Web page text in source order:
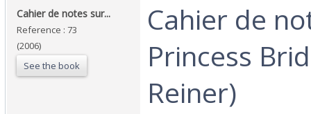
‎Cahier de notes sur... ‎
Reference : 73
(2006)
See the book
‎Cahier de
Princess
Reiner)‎